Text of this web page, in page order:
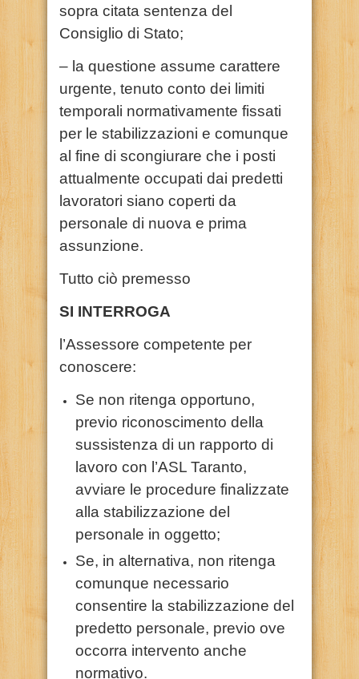
sopra citata sentenza del
Consiglio di Stato;
– la questione assume carattere
urgente, tenuto conto dei limiti
temporali normativamente fissati
per le stabilizzazioni e comunque
al fine di scongiurare che i posti
attualmente occupati dai predetti
lavoratori siano coperti da
personale di nuova e prima
assunzione.
Tutto ciò premesso
SI INTERROGA
l’Assessore competente per
conoscere:
Se non ritenga opportuno,
previo riconoscimento della
sussistenza di un rapporto di
lavoro con l’ASL Taranto,
avviare le procedure finalizzate
alla stabilizzazione del
personale in oggetto;
Se, in alternativa, non ritenga
comunque necessario
consentire la stabilizzazione del
predetto personale, previo ove
occorra intervento anche
normativo.